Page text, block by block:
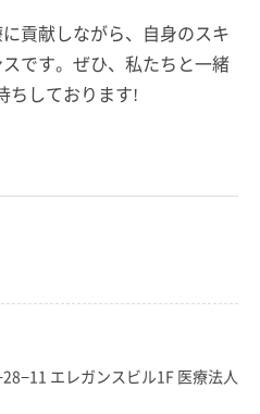
貢献しながら、自身のスキ
です。ぜひ、私たちと一緒
ちしております!
エレガンスビル1F 医療法人